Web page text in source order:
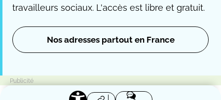
travailleurs sociaux. L'accès est libre et gratuit.
Nos adresses partout en France